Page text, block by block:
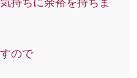
持ちに余裕を持ちま
ので